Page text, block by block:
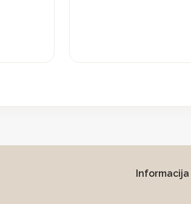
Informacija